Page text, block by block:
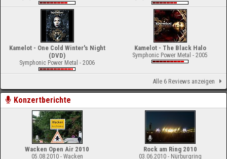
Kamelot - One Cold Winter's Night
(DVD)
Symphonic Power Metal - 2006
Kamelot - The Black Halo
Symphonic Power Metal - 2005
Alle 6 Reviews anzeigen
Konzertberichte
Wacken Open Air 2010
05.08.2010 - Wacken
Rock am Ring 2010
03.06.2010 - Nürburgring